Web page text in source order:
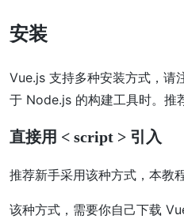
安装
Vue.js 支持多种安装方式，请
于 Node.js 的构建工具时。推
直接用 < script > 引入
推荐新手采用该种方式，本教
该种方式，需要你自己下载